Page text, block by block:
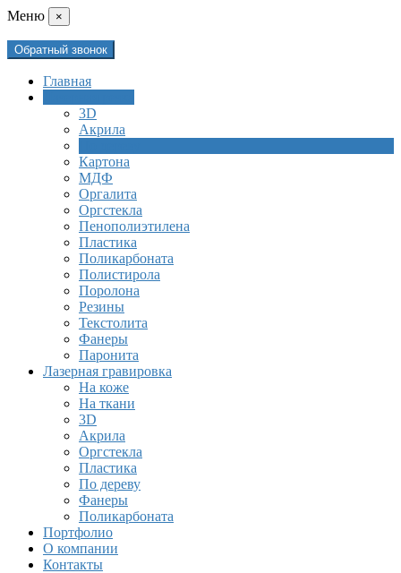
Mеню ×
Обратный звонок
Главная
3D
Акрила
Картона
МДФ
Оргалита
Оргстекла
Пенополиэтилена
Пластика
Поликарбоната
Полистирола
Поролона
Резины
Текстолита
Фанеры
Паронита
Лазерная гравировка
На коже
На ткани
3D
Акрила
Оргстекла
Пластика
По дереву
Фанеры
Поликарбоната
Портфолио
О компании
Контакты